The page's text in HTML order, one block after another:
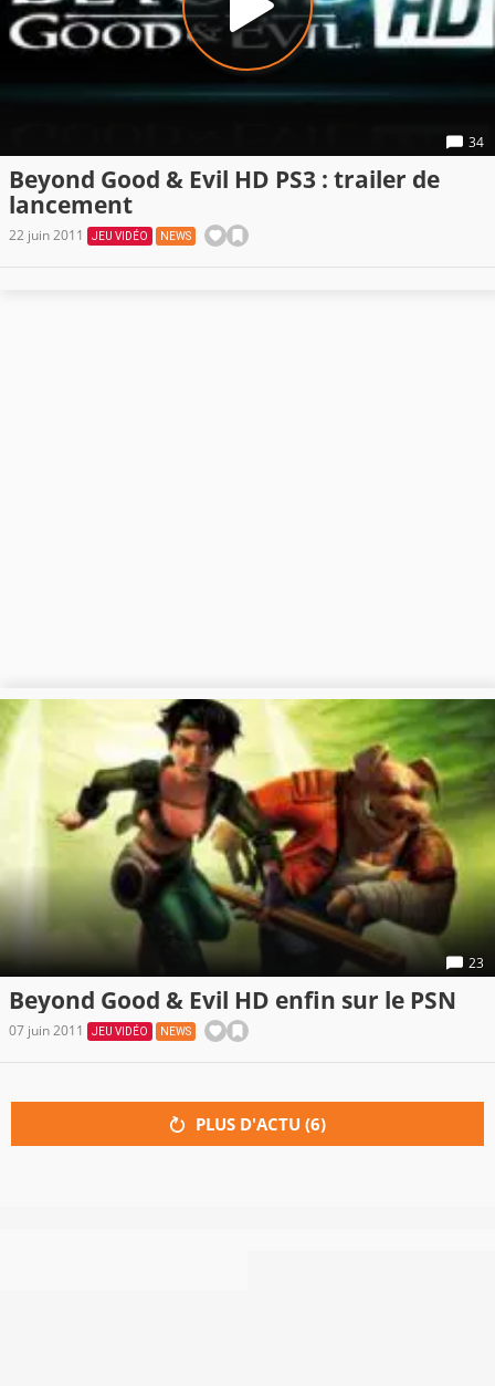
34
Beyond Good & Evil HD PS3 : trailer de
lancement
22 juin 2011 JEU VIDÉO NEWS
23
Beyond Good & Evil HD enfin sur le PSN
07 juin 2011 JEU VIDÉO NEWS
PLUS D'ACTU (6)